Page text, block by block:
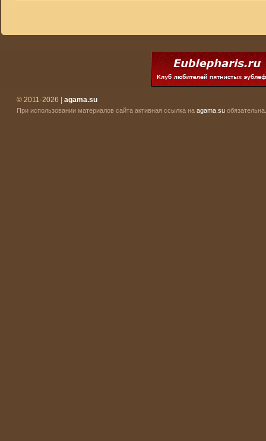
© 2011-2026 | agama.su
При использовании материалов сайта активная ссылка на agama.su обязательна.